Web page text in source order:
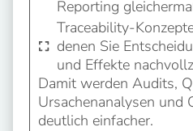
Reporting
Traceability-
denen Sie
und Effekte
Damit werden Audits,
Ursachenanalysen und
deutlich einfacher.